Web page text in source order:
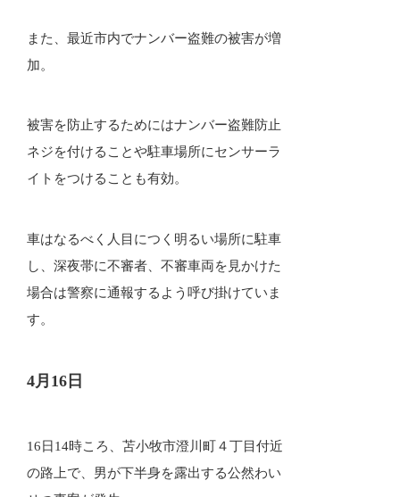
また、最近市内でナンバー盗難の被害が増
加。
被害を防止するためにはナンバー盗難防止
ネジを付けることや駐車場所にセンサーラ
イトをつけることも有効。
車はなるべく人目につく明るい場所に駐車
し、深夜帯に不審者、不審車両を見かけた
場合は警察に通報するよう呼び掛けていま
す。
4月16日
16日14時ころ、苫小牧市澄川町４丁目付近
の路上で、男が下半身を露出する公然わい